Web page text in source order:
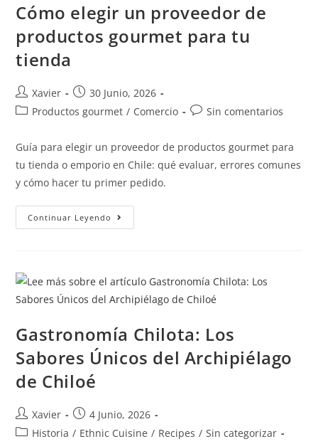
Cómo elegir un proveedor de
productos gourmet para tu
tienda
Xavier
30 Junio, 2026
Productos gourmet / Comercio Sin comentarios
Guía para elegir un proveedor de productos gourmet para
tu tienda o emporio en Chile: qué evaluar, errores comunes
y cómo hacer tu primer pedido.
Continuar Leyendo
Gastronomía Chilota: Los
Sabores Únicos del Archipiélago
de Chiloé
Xavier
4 Junio, 2026
Historia / Ethnic Cuisine / Recipes / Sin categorizar